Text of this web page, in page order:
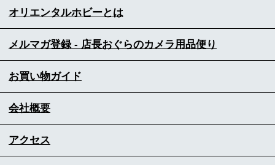
オリエンタルホビーとは
メルマガ登録 - 店長おぐらのカメラ用品便り
お買い物ガイド
会社概要
アクセス